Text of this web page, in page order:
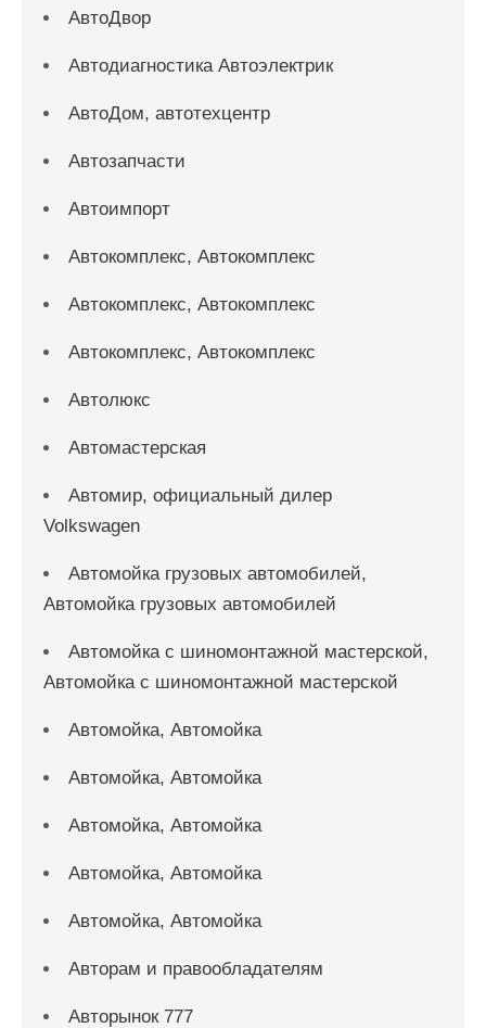
АвтоДвор
Автодиагностика Автоэлектрик
АвтоДом, автотехцентр
Автозапчасти
Автоимпорт
Автокомплекс, Автокомплекс
Автокомплекс, Автокомплекс
Автокомплекс, Автокомплекс
Автолюкс
Автомастерская
Автомир, официальный дилер
Volkswagen
Автомойка грузовых автомобилей,
Автомойка грузовых автомобилей
Автомойка с шиномонтажной мастерской,
Автомойка с шиномонтажной мастерской
Автомойка, Автомойка
Автомойка, Автомойка
Автомойка, Автомойка
Автомойка, Автомойка
Автомойка, Автомойка
Авторам и правообладателям
Авторынок 777